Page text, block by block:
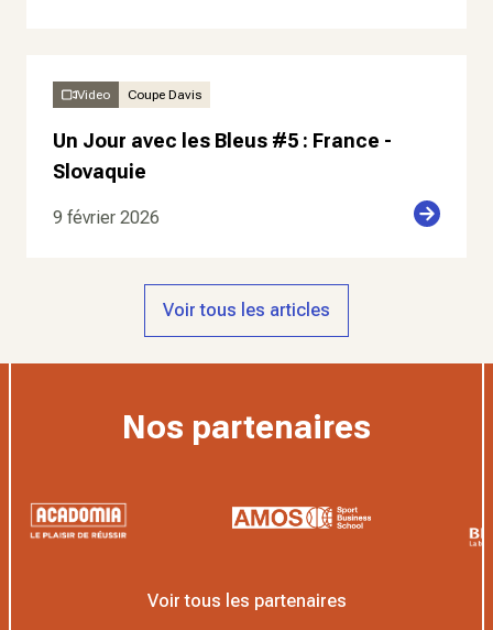
Video Coupe Davis
Un Jour avec les Bleus #5 : France -
Slovaquie
9 février 2026
Voir tous les articles
Nos partenaires
Voir tous les partenaires